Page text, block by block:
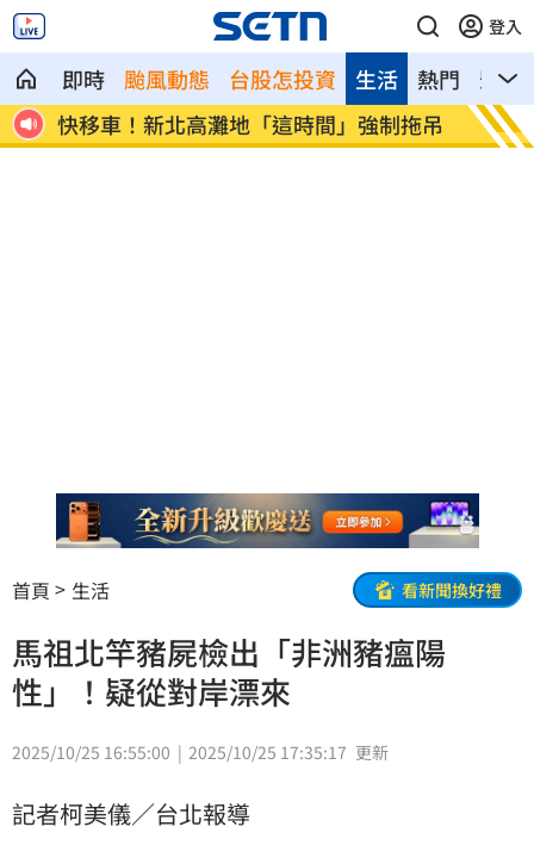
登入
即時 颱風動態 台股怎投資 熱門 影音
生活
快移車！新北高灘地「這時間」強制拖吊
奉獻
世
首頁 生活 看新聞換好禮
馬祖北竿豬屍檢出「非洲豬瘟陽
性」！疑從對岸漂來
2025/10/25 16:55:00 2025/10/25 17:35:17 更新
記者柯美儀／台北報導